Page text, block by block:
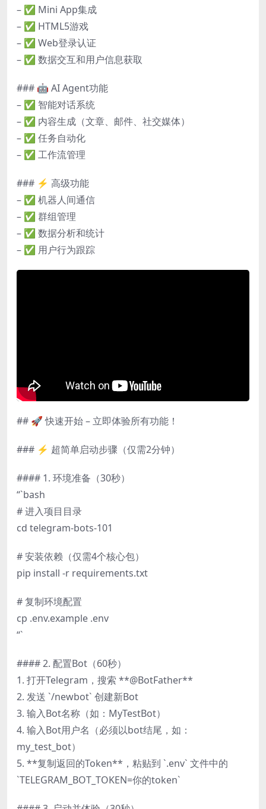
– ✅ Mini App集成
– ✅ HTML5游戏
– ✅ Web登录认证
– ✅ 数据交互和用户信息获取
### 🤖 AI Agent功能
– ✅ 智能对话系统
– ✅ 内容生成（文章、邮件、社交媒体）
– ✅ 任务自动化
– ✅ 工作流管理
### ⚡ 高级功能
– ✅ 机器人间通信
– ✅ 群组管理
– ✅ 数据分析和统计
– ✅ 用户行为跟踪
## 🚀 快速开始 – 立即体验所有功能！
### ⚡ 超简单启动步骤（仅需2分钟）
#### 1. 环境准备（30秒）
“`bash
# 进入项目目录
cd telegram-bots-101
# 安装依赖（仅需4个核心包）
pip install -r requirements.txt
# 复制环境配置
cp .env.example .env
“`
#### 2. 配置Bot（60秒）
1. 打开Telegram，搜索 **@BotFather**
2. 发送 `/newbot` 创建新Bot
3. 输入Bot名称（如：MyTestBot）
4. 输入Bot用户名（必须以bot结尾，如：
my_test_bot）
5. **复制返回的Token**，粘贴到 `.env` 文件中的
`TELEGRAM_BOT_TOKEN=你的token`